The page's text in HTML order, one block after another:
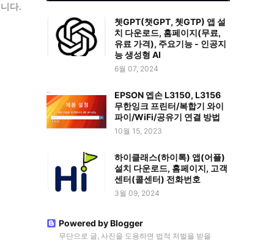
다.
쳇GPT(챗GPT, 쳇GTP) 앱 설
치 다운로드, 홈페이지(무료,
유료 가격), 주요기능 - 인공지
능 생성형 AI
6월 07, 2024
EPSON 엡손 L3150, L3156
무한잉크 프린터/복합기 와이
파이/WiFi/공유기 연결 방법
10월 15, 2023
하이클래스(하이톡) 앱(어플)
설치 다운로드, 홈페이지, 고객
센터(콜센터) 전화번호
3월 09, 2024
Powered by Blogger
무단으로 글, 사진을 도용하면 법적 처벌을 받을